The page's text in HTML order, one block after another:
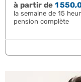
à partir de1
la semaine de 15
pension complète